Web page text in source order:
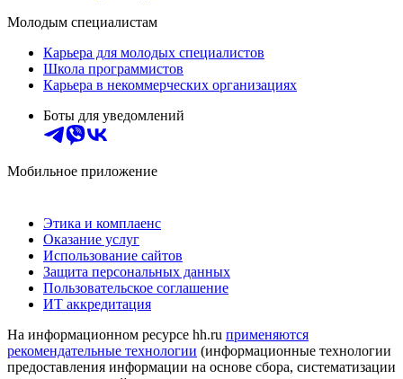
Молодым специалистам
Карьера для молодых специалистов
Школа программистов
Карьера в некоммерческих организациях
Боты для уведомлений
Мобильное приложение
Этика и комплаенс
Оказание услуг
Использование сайтов
Защита персональных данных
Пользовательское соглашение
ИТ аккредитация
На информационном ресурсе hh.ru применяются
рекомендательные технологии (информационные технологии
предоставления информации на основе сбора, систематизации